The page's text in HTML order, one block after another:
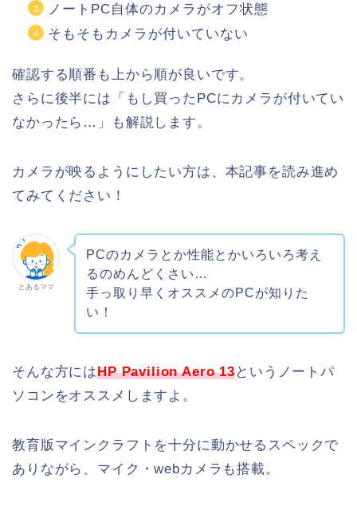
ノートPC自体のカメラがオフ状態
そもそもカメラが付いていない
確認する順番も上から順が良いです。
さらに後半には「もし買ったPCにカメラが付いてい
なかったら…」も解説します。
カメラが映るようにしたい方は、本記事を読み進め
てみてください！
とあるママ
PCのカメラとか性能とかいろいろ考え
るのめんどくさい…
手っ取り早くオススメのPCが知りた
い！
そんな方にはHP Pavilion Aero 13というノートパ
ソコンをオススメしますよ。
教育版マインクラフトを十分に動かせるスペックで
ありながら、マイク・webカメラも搭載。